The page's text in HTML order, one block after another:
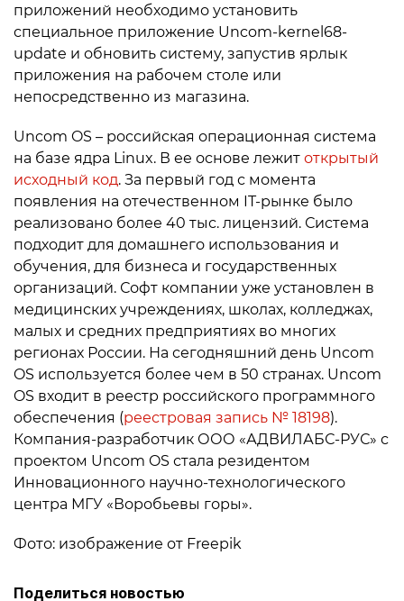
приложений необходимо установить
специальное приложение Uncom-kernel68-
update и обновить систему, запустив ярлык
приложения на рабочем столе или
непосредственно из магазина.
Uncom OS – российская операционная система
на базе ядра Linux. В ее основе лежит открытый
исходный код. За первый год с момента
появления на отечественном IT-рынке было
реализовано более 40 тыс. лицензий. Система
подходит для домашнего использования и
обучения, для бизнеса и государственных
организаций. Софт компании уже установлен в
медицинских учреждениях, школах, колледжах,
малых и средних предприятиях во многих
регионах России. На сегодняшний день Uncom
OS используется более чем в 50 странах. Uncom
OS входит в реестр российского программного
обеспечения (реестровая запись № 18198).
Компания-разработчик ООО «АДВИЛАБС-РУС» с
проектом Uncom OS стала резидентом
Инновационного научно-технологического
центра МГУ «Воробьевы горы».
Фото: изображение от Freepik
Поделиться новостью